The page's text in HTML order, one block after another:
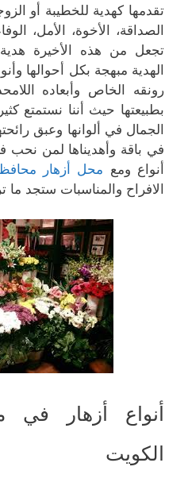
تقدمها كهدية للخطيبة أو
الصداقة، الأخوة، الأمل،
تجعل من هذه الأخيرة
الهدية مبهجة بكل أحوالها
رونقه الخاص وأبعاده
بطبيعتها حيث أننا نستمتع
الجمال في ألوانها وعبق
في باقة وأهديناها لمن نحب
أنواع ومع محل أزهار
الافراح والمناسبات ستجد ما
أنواع أزهار في
الكويت